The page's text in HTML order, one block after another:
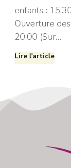
enfants :
Ouverture
20:00 (Sur…
Lire l'article